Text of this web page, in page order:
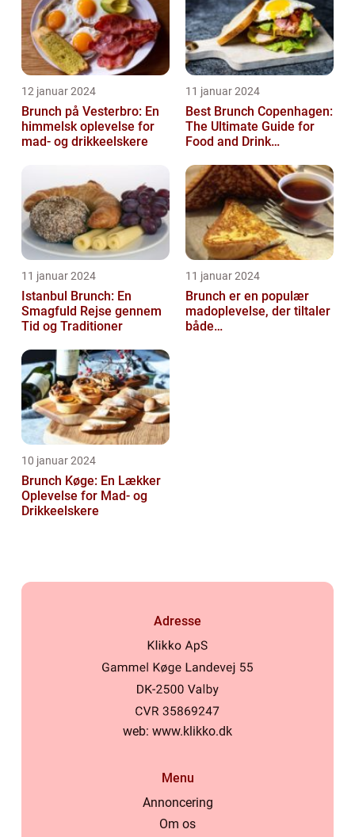
12 januar 2024
Brunch på Vesterbro: En
himmelsk oplevelse for
mad- og drikkeelskere
11 januar 2024
Best Brunch Copenhagen:
The Ultimate Guide for
Food and Drink
11 januar 2024
Istanbul Brunch: En
Smagfuld Rejse gennem
Tid og Traditioner
11 januar 2024
Brunch er en populær
madoplevelse, der tiltaler
både
10 januar 2024
Brunch Køge: En Lækker
Oplevelse for Mad- og
Drikkeelskere
Adresse
web: www.klikko.dk
Menu
Annoncering
Om os